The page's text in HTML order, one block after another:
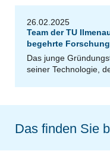
26.02.2025
Team der TU
begehrte
Das junge
seiner Technologie,
Das finden Sie